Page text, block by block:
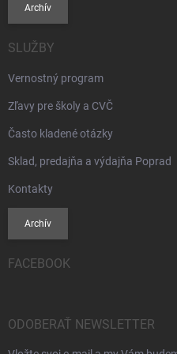
Archív
SLUŽBY
Vernostný program
Zľavy pre školy a CVČ
Často kladené otázky
Sklad, predajňa a výdajňa Poprad
Kontakty
Archív
FACEBOOK
ODOBERAŤ NEWSLETTER